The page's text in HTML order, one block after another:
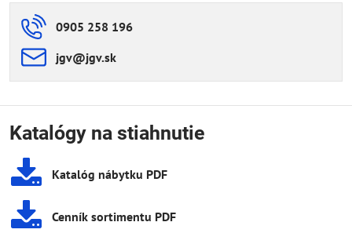
Mayer Freaky sport -
ergonomická detská stolička
404,67 €s DPH
Nie sú žiadne ďalšie produkty.
Potrebujete poradiť?